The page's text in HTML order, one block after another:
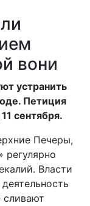
вони
устранить
Петиция
сентября.
Печеры,
Власти
сливают